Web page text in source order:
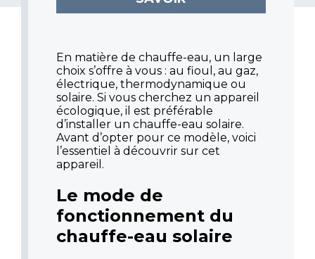
En matière de chauffe-eau, un large
choix s’offre à vous : au fioul, au gaz,
électrique, thermodynamique ou
solaire. Si vous cherchez un appareil
écologique, il est préférable
d’installer un chauffe-eau solaire.
Avant d’opter pour ce modèle, voici
l’essentiel à découvrir sur cet
appareil.
Le mode de
fonctionnement du
chauffe-eau solaire